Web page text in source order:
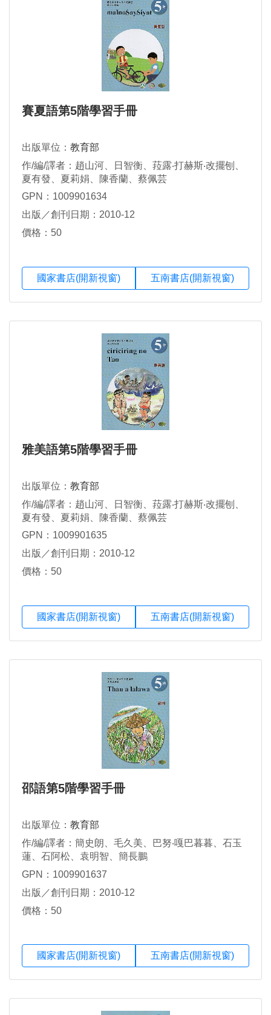
賽夏語第5階學習手冊
出版單位： 教育部
作/編/譯者：趙山河、日智衡、菈露‧打赫斯‧改擺刨、
夏有發、夏莉娟、陳香蘭、蔡佩芸
GPN：1009901634
出版／創刊日期：2010-12
價格：50
國家書店(開新視窗) 五南書店(開新視窗)
雅美語第5階學習手冊
出版單位： 教育部
作/編/譯者：趙山河、日智衡、菈露‧打赫斯‧改擺刨、
夏有發、夏莉娟、陳香蘭、蔡佩芸
GPN：1009901635
出版／創刊日期：2010-12
價格：50
國家書店(開新視窗) 五南書店(開新視窗)
邵語第5階學習手冊
出版單位： 教育部
作/編/譯者：簡史朗、毛久美、巴努‧嘎巴暮暮、石玉
蓮、石阿松、袁明智、簡長鵬
GPN：1009901637
出版／創刊日期：2010-12
價格：50
國家書店(開新視窗) 五南書店(開新視窗)